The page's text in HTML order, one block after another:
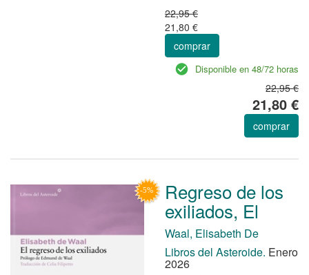
22,95 €
21,80 €
comprar
Disponible en 48/72 horas
22,95 €
21,80 €
comprar
Regreso de los
exiliados, El
Waal, Elisabeth De
Libros del Asteroide. Enero
2026